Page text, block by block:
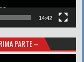
14:42
PARTE –